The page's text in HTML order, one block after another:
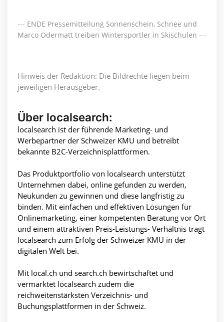
--- ENDE Pressemitteilung Sonnenschein, Schnee und
Marco Odermatt treiben Wintersportler in Skischulen ---
Hinweis der Redaktion: Die Bildrechte liegen beim
jeweiligen Herausgeber.
Über localsearch:
localsearch ist der führende Marketing- und
Werbepartner der Schweizer KMU und betreibt
bekannte B2C-Verzeichnisplattformen.
Das Produktportfolio von localsearch unterstützt
Unternehmen dabei, online gefunden zu werden,
Neukunden zu gewinnen und diese langfristig zu
binden. Mit einfachen und effektiven Lösungen für
Onlinemarketing, einer kompetenten Beratung vor Ort
und einem attraktiven Preis-Leistungs- Verhältnis trägt
localsearch zum Erfolg der Schweizer KMU in der
digitalen Welt bei.
Mit local.ch und search.ch bewirtschaftet und
vermarktet localsearch zudem die
reichweitenstärksten Verzeichnis- und
Buchungsplattformen in der Schweiz.